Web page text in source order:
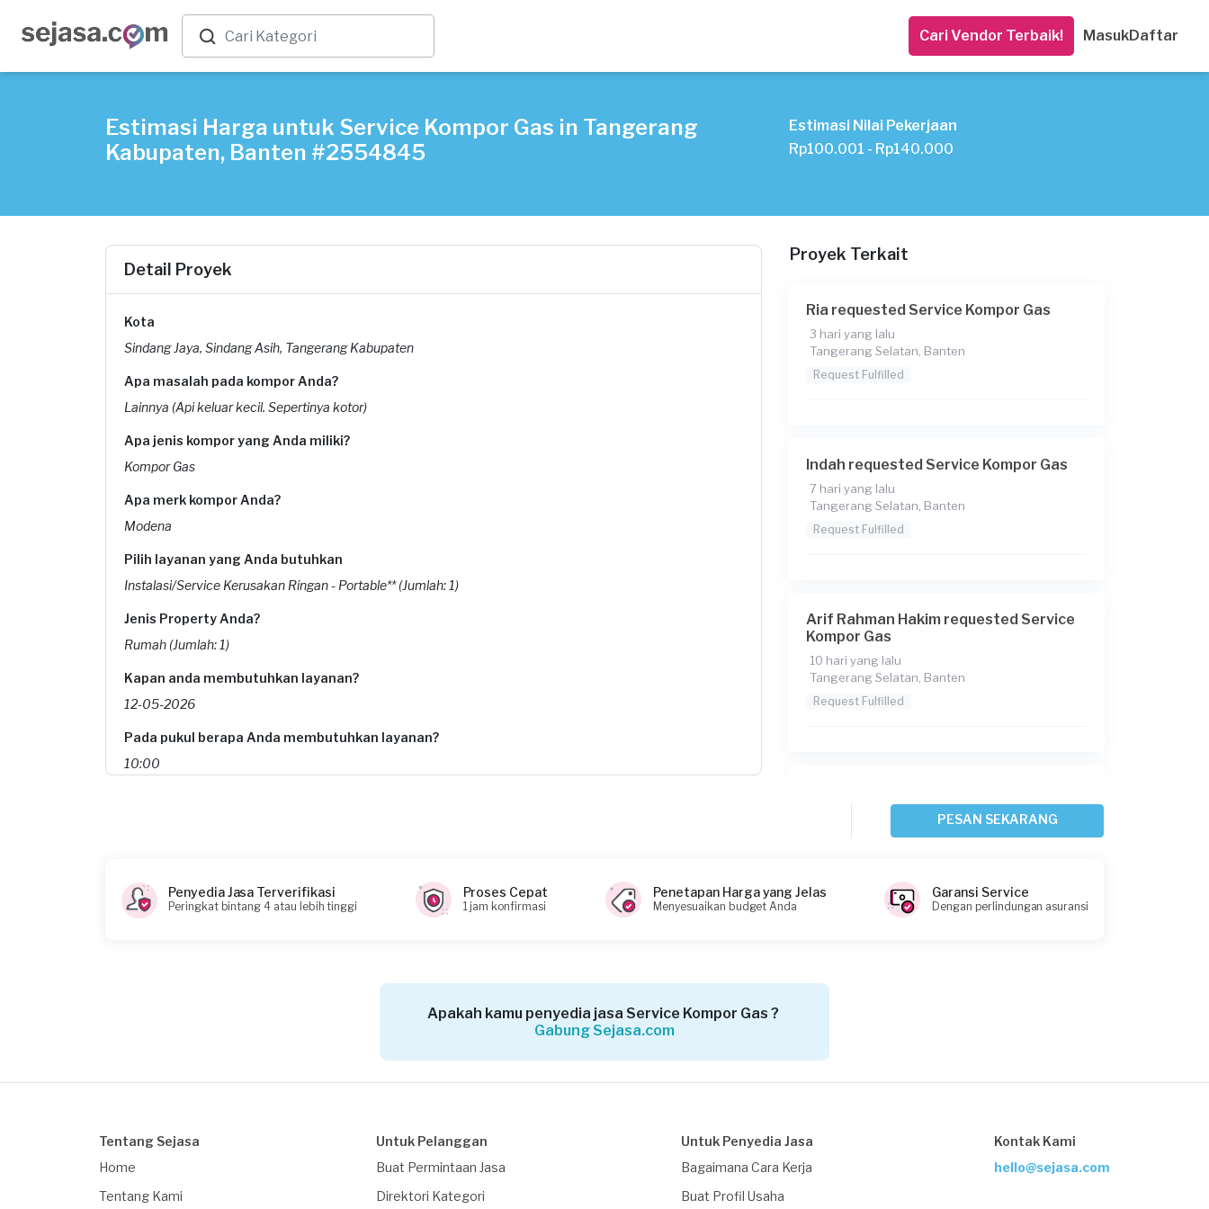
Cari Vendor Terbaik! MasukDaftar
Estimasi Harga untuk Service Kompor Gas in Tangerang
Kabupaten, Banten #2554845
Estimasi Nilai Pekerjaan
Rp100.001 - Rp140.000
Detail Proyek
Kota
Sindang Jaya, Sindang Asih, Tangerang Kabupaten
Apa masalah pada kompor Anda?
Lainnya (Api keluar kecil. Sepertinya kotor)
Apa jenis kompor yang Anda miliki?
Kompor Gas
Apa merk kompor Anda?
Modena
Pilih layanan yang Anda butuhkan
Instalasi/Service Kerusakan Ringan - Portable** (Jumlah: 1)
Jenis Property Anda?
Rumah (Jumlah: 1)
Kapan anda membutuhkan layanan?
12-05-2026
Pada pukul berapa Anda membutuhkan layanan?
10:00
Proyek Terkait
Ria requested Service Kompor Gas
3 hari yang lalu
Tangerang Selatan, Banten
Request Fulfilled
Indah requested Service Kompor Gas
7 hari yang lalu
Tangerang Selatan, Banten
Request Fulfilled
Arif Rahman Hakim requested Service
Kompor Gas
10 hari yang lalu
Tangerang Selatan, Banten
Request Fulfilled
Tangerang Selatan, Banten
Tangerang Selatan, Banten
Tangerang Selatan, Banten
PESAN SEKARANG
Penyedia Jasa Terverifikasi
Peringkat bintang 4 atau lebih tinggi
Proses Cepat
1 jam konfirmasi
Penetapan Harga yang Jelas
Menyesuaikan budget Anda
Garansi Service
Dengan perlindungan asuransi
Apakah kamu penyedia jasa Service Kompor Gas ?
Gabung Sejasa.com
Tentang Sejasa
Home
Tentang Kami
Untuk Pelanggan
Buat Permintaan Jasa
Direktori Kategori
Untuk Penyedia Jasa
Bagaimana Cara Kerja
Buat Profil Usaha
Kontak Kami
hello@sejasa.com